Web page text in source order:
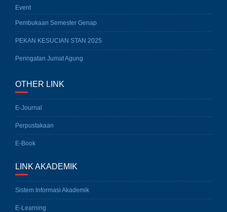
Event
Pembukaan Semester Genap
PEKAN KESUCIAN STAN 2025
Peringatan Jumat Agung
OTHER LINK
E-Journal
Perpustakaan
E-Book
LINK AKADEMIK
Sistem Informasi Akademik
E-Learning